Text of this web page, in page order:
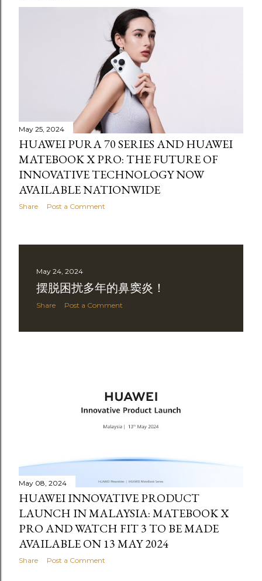
May 25, 2024
HUAWEI PURA 70 SERIES AND HUAWEI
MATEBOOK X PRO: THE FUTURE OF
INNOVATIVE TECHNOLOGY NOW
AVAILABLE NATIONWIDE
Share Post a Comment
May 24, 2024
摆脱困扰多年的鼻窦炎！
Share Post a Comment
May 08, 2024
HUAWEI INNOVATIVE PRODUCT
LAUNCH IN MALAYSIA: MATEBOOK X
PRO AND WATCH FIT 3 TO BE MADE
AVAILABLE ON 13 MAY 2024
Share Post a Comment